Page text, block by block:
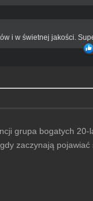
i w świetnej jakości.
grupa bogatych 20-
zaczynają